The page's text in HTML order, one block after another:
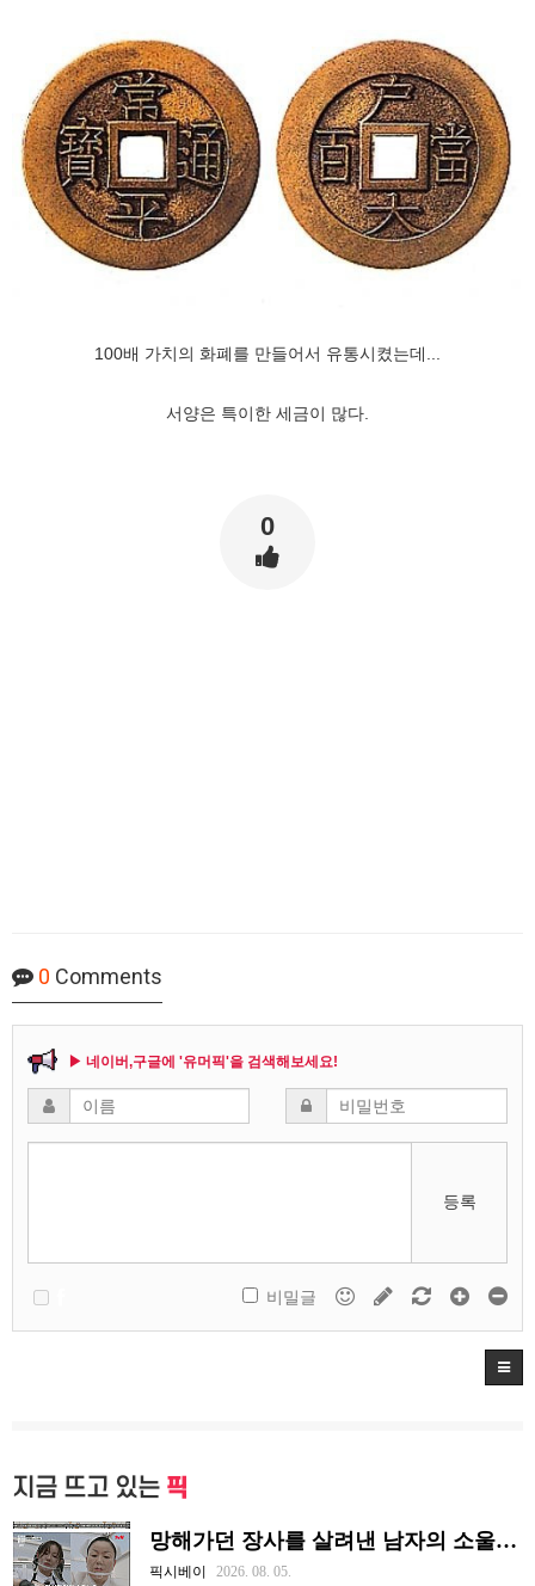
100배 가치의 화폐를 만들어서 유통시켰는데...
서양은 특이한 세금이 많다.
0
0 Comments
▶ 네이버,구글에 '유머픽'을 검색해보세요!
등록
비밀글
지금 뜨고 있는 픽
망해가던 장사를 살려낸 남자의 소울푸드 제육볶음의 위력 ㅋㅋ
픽시베이
2026. 08. 05.